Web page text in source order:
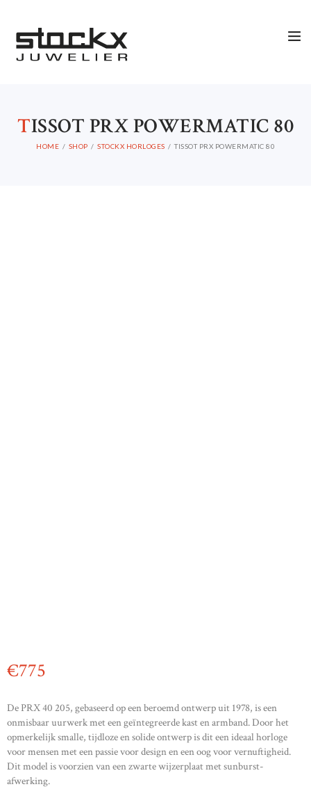
TISSOT PRX POWERMATIC 80
HOME SHOP STOCKX HORLOGES TISSOT PRX POWERMATIC 80
€775
De PRX 40 205, gebaseerd op een beroemd ontwerp uit 1978, is een
onmisbaar uurwerk met een geïntegreerde kast en armband. Door het
opmerkelijk smalle, tijdloze en solide ontwerp is dit een ideaal horloge
voor mensen met een passie voor design en een oog voor vernuftigheid.
Dit model is voorzien van een zwarte wijzerplaat met sunburst-
afwerking.